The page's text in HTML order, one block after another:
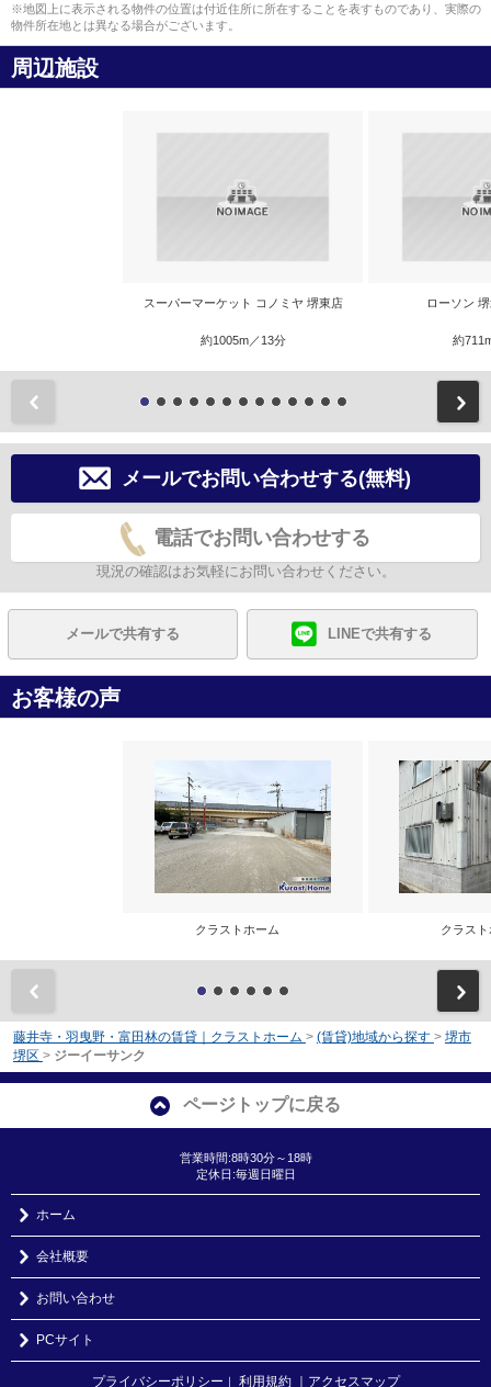
※地図上に表示される物件の位置は付近住所に所在することを表すものであり、実際の
物件所在地とは異なる場合がございます。
周辺施設
スーパーマーケット コノミヤ 堺東店
約1005m／13分
ローソン
約
メールでお問い合わせする(無料)
電話でお問い合わせする
現況の確認はお気軽にお問い合わせください。
メールで共有する LINEで共有する
お客様の声
クラストホーム クラス
藤井寺・羽曳野・富田林の賃貸｜クラストホーム > (賃貸)地域から探す > 堺市
堺区 > ジーイーサンク
ページトップに戻る
営業時間:8時30分～18時
定休日:毎週日曜日
ホーム
会社概要
お問い合わせ
PCサイト
プライバシーポリシー 利用規約 ｜アクセスマップ